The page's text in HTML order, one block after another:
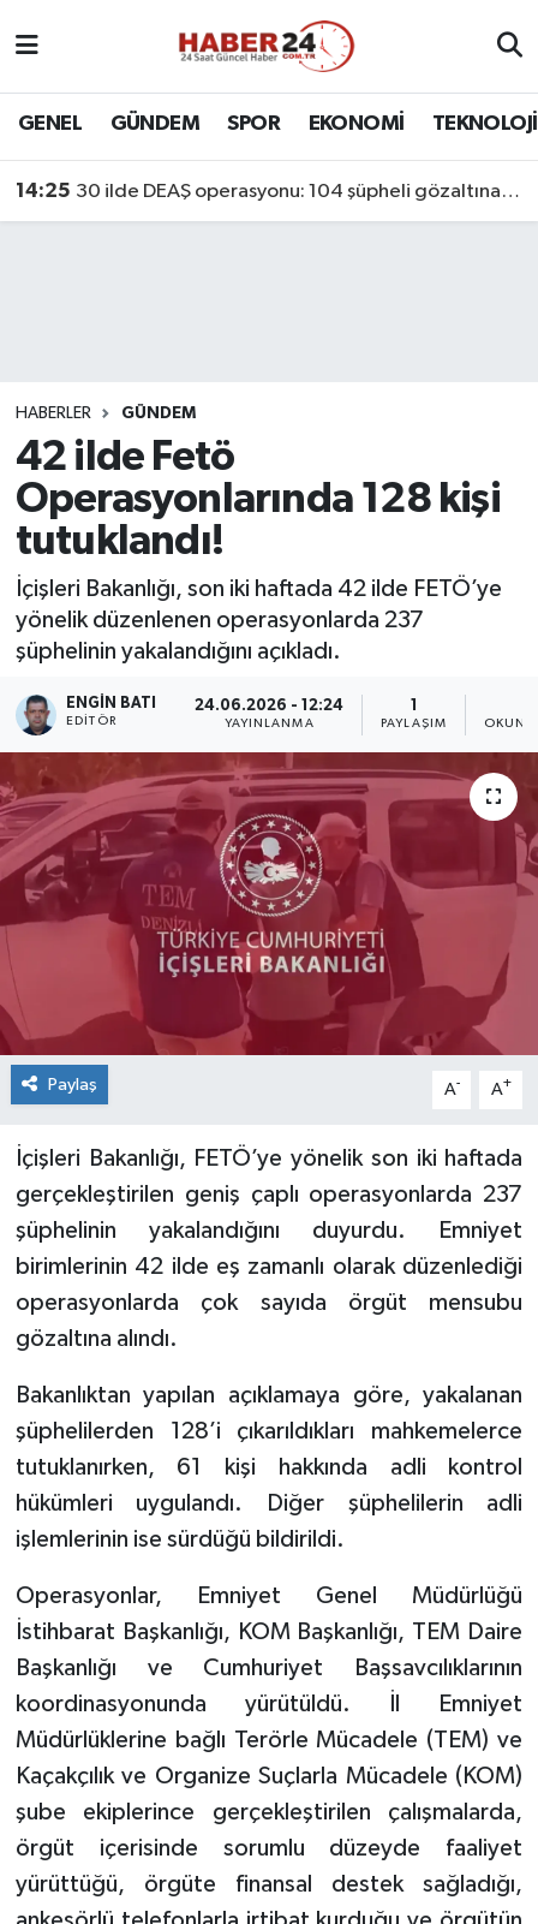
GENEL GÜNDEM SPOR EKONOMİ TEKNOLOJİ
14:25 30 ilde DEAŞ operasyonu: 104 şüpheli gözaltına alındı
HABERLER GÜNDEM
42 ilde Fetö
Operasyonlarında 128 kişi
tutuklandı!
İçişleri Bakanlığı, son iki haftada 42 ilde FETÖ’ye
yönelik düzenlenen operasyonlarda 237
şüphelinin yakalandığını açıkladı.
ENGIN BATI
EDITÖR
24.06.2026 - 12:24
YAYINLANMA PAYLAŞIM
Paylaş A- A+
İçişleri Bakanlığı, FETÖ’ye yönelik son iki haftada
gerçekleştirilen geniş çaplı operasyonlarda 237
şüphelinin yakalandığını duyurdu. Emniyet
birimlerinin 42 ilde eş zamanlı olarak düzenlediği
operasyonlarda çok sayıda örgüt mensubu
gözaltına alındı.
Bakanlıktan yapılan açıklamaya göre, yakalanan
şüphelilerden 128’i çıkarıldıkları mahkemelerce
tutuklanırken, 61 kişi hakkında adli kontrol
hükümleri uygulandı. Diğer şüphelilerin adli
işlemlerinin ise sürdüğü bildirildi.
Operasyonlar, Emniyet Genel Müdürlüğü
İstihbarat Başkanlığı, KOM Başkanlığı, TEM Daire
Başkanlığı ve Cumhuriyet Başsavcılıklarının
koordinasyonunda yürütüldü. İl Emniyet
Müdürlüklerine bağlı Terörle Mücadele (TEM) ve
Kaçakçılık ve Organize Suçlarla Mücadele (KOM)
şube ekiplerince gerçekleştirilen çalışmalarda,
örgüt içerisinde sorumlu düzeyde faaliyet
yürüttüğü, örgüte finansal destek sağladığı,
Nöbetçi Eczaneler
Son Dakika Haberleri
Haber Arşivi